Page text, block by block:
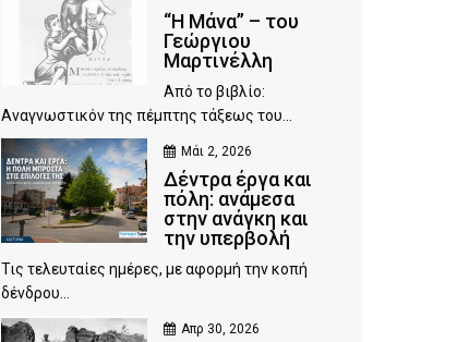
“Η Μάνα” – του
Γεώργιου
Μαρτινέλλη
Από το βιβλίο:
Αναγνωστικόν της πέμπτης τάξεως του...
Μάι 2, 2026
Δέντρα έργα και
πόλη: ανάμεσα
στην ανάγκη και
την υπερβολή
Τις τελευταίες ημέρες, με αφορμή την κοπή
δένδρου...
Απρ 30, 2026